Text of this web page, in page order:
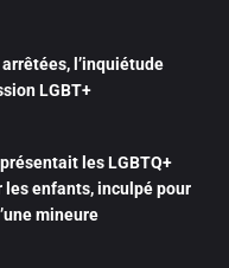
l’inquiétude
LGBT+
les LGBTQ+
les enfants, inculpé pour
mineure